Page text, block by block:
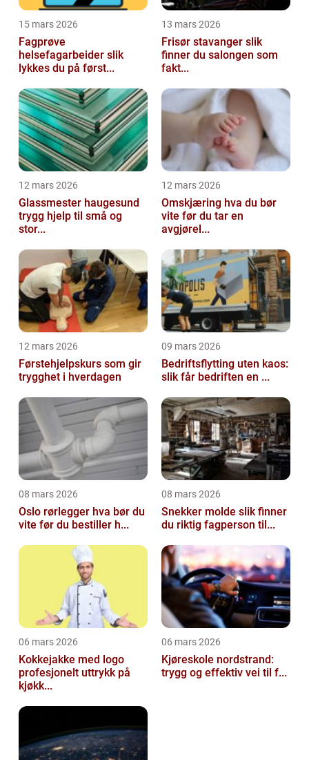
15 mars 2026
Fagprøve
helsefagarbeider slik
lykkes du på først...
13 mars 2026
Frisør stavanger slik
finner du salongen som
fakt...
12 mars 2026
Glassmester haugesund
trygg hjelp til små og
stor...
12 mars 2026
Omskjæring hva du bør
vite før du tar en
avgjørel...
12 mars 2026
Førstehjelpskurs som gir
trygghet i hverdagen
09 mars 2026
Bedriftsflytting uten kaos:
slik får bedriften en ...
08 mars 2026
Oslo rørlegger hva bør du
vite før du bestiller h...
08 mars 2026
Snekker molde slik finner
du riktig fagperson til...
06 mars 2026
Kokkejakke med logo
profesjonelt uttrykk på
kjøkk...
06 mars 2026
Kjøreskole nordstrand:
trygg og effektiv vei til f...